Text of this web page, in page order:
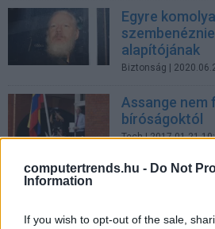
computertrends.hu - Do Not
Information
If you wish to opt-out of the sale,
Egyre
alapítójának
Biztonság |
Assange nem
bíróságoktól
Tech| 2017.01.21
A WikiLeaks